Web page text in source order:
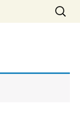
Buscar: